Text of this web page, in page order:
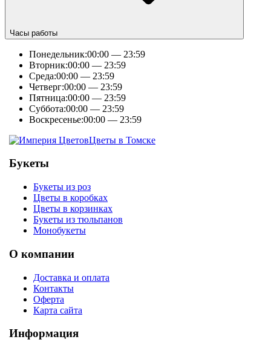
Часы работы
Понедельник:00:00 — 23:59
Вторник:00:00 — 23:59
Среда:00:00 — 23:59
Четверг:00:00 — 23:59
Пятница:00:00 — 23:59
Суббота:00:00 — 23:59
Воскресенье:00:00 — 23:59
Цветы в Томске
Букеты
Букеты из роз
Цветы в коробках
Цветы в корзинках
Букеты из тюльпанов
Монобукеты
О компании
Доставка и оплата
Контакты
Оферта
Карта сайта
Информация